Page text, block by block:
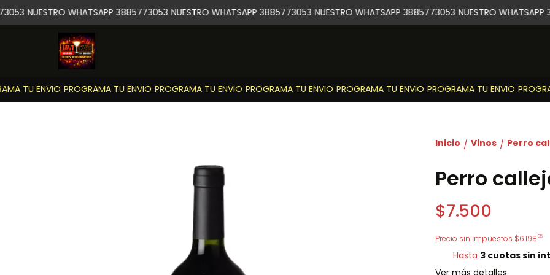
TU ENVIO PROGRAMA TU ENVIO PROGRAMA TU ENVIO PROGRAMA TU ENVIO PROGRAMA TU ENVIO PROGRAMA TU ENVIO
NUESTRO WHATSAPP 3885773053 NUESTRO WHATSAPP 3885773053 NUESTRO WHATSAPP 3885773053 NUESTRO WHATSAPP
Inicio / Vinos / Perro
Perro
$7.500
Precio sin impuestos $6.19835
Hasta 3 cuotas sin
Ver más detalles